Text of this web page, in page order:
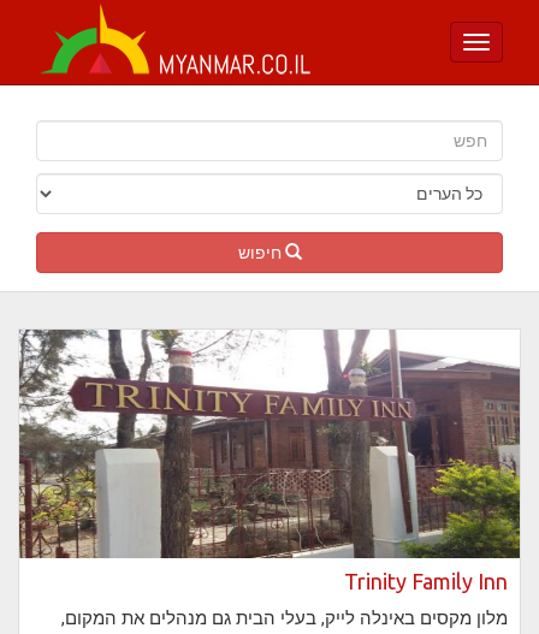
Toggle
חיפוש
Trinity Family Inn
מלון מקסים באינלה לייק, בעלי הבית גם מנהלים את המקום,